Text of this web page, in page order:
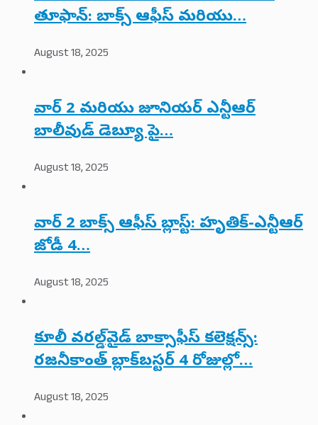
తూఫాన్: బాక్స్ ఆఫీస్ మరియు…
August 18, 2025
వార్ 2 మరియు జూనియర్ ఎన్టీఆర్
బాలీవుడ్ డెబ్యూ పై…
August 18, 2025
వార్ 2 బాక్స్ ఆఫీస్ బ్లాస్ట్: హృతిక్-ఎన్టీఆర్
జోడీ 4…
August 18, 2025
కూలీ వరల్డ్‌వైడ్ బాక్సాఫీస్ కలెక్షన్స్:
రజనీకాంత్ బ్లాక్‌బస్టర్ 4 రోజుల్లో…
August 18, 2025